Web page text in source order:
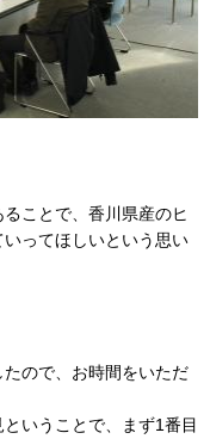
ことで、香川県産のヒ
ってほしいという思い
ので、お時間をいただ
いうことで、まず1番目